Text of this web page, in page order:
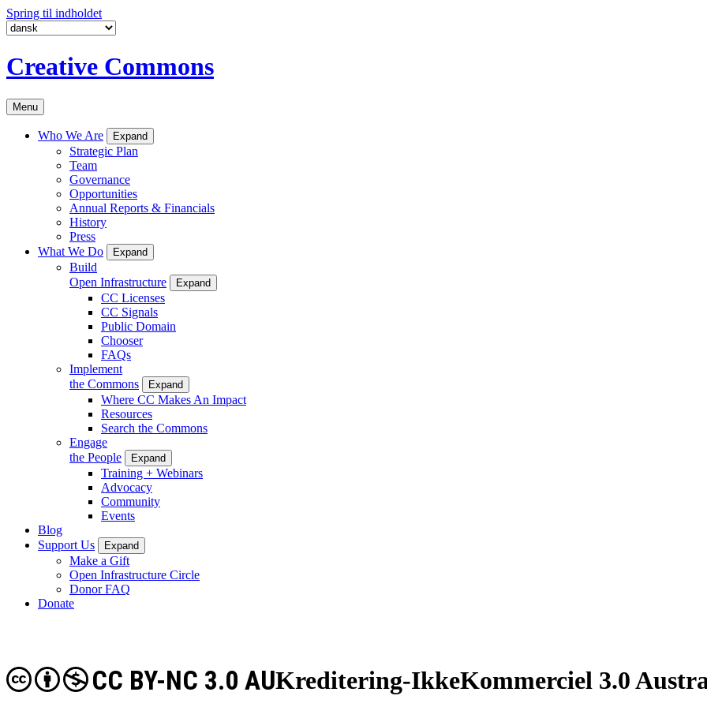
Spring til indholdet
Creative Commons
Menu
Who We Are Expand
Strategic Plan
Team
Governance
Opportunities
Annual Reports & Financials
History
Press
What We Do
Expand
Build
Open Infrastructure
Expand
CC Licenses
CC Signals
Public Domain
Chooser
FAQs
Implement
the Commons
Expand
Where CC Makes An Impact
Resources
Search the Commons
Engage
the People
Expand
Training + Webinars
Advocacy
Community
Events
Blog
Support Us
Expand
Make a Gift
Open Infrastructure Circle
Donor FAQ
Donate
Kreditering-IkkeKommerciel 3.0
CC BY-NC 3.0 AU